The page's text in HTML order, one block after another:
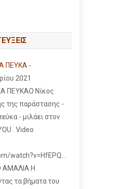
ΠΕΥΚΑ -
2021
ΠΕΥΚΑΟ Νίκος
της παράστασης -
- μιλάει στον
. Video
watch?v=HfEPQ...
ΑΜΑΛΙΑ Η
τα βήματα του